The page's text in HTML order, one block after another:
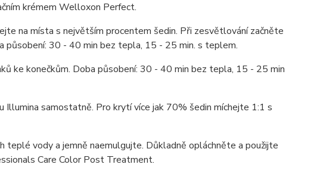
krémem Welloxon Perfect.
na místa s největším procentem šedin. Při zesvětlování začněte
působení: 30 - 40 min bez tepla, 15 - 25 min. s teplem.
ke konečkům. Doba působení: 30 - 40 min bez tepla, 15 - 25 min
samostatně. Pro krytí více jak 70% šedin míchejte 1:1 s
vody a jemně naemulgujte. Důkladně opláchněte a použijte
Care Color Post Treatment.